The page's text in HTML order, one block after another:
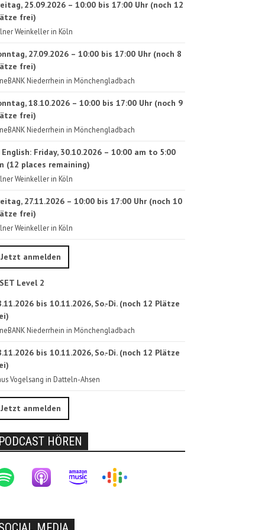
25.09.2026 – 10:00 bis 17:00 Uhr (noch 12
frei)
Weinkeller in Köln
27.09.2026 – 10:00 bis 17:00 Uhr (noch 8
frei)
Niederrhein in Mönchengladbach
18.10.2026 – 10:00 bis 17:00 Uhr (noch 9
frei)
Niederrhein in Mönchengladbach
English: Friday, 30.10.2026 – 10:00 am to 5:00
(12 places remaining)
Weinkeller in Köln
27.11.2026 – 10:00 bis 17:00 Uhr (noch 10
frei)
Weinkeller in Köln
Jetzt anmelden
Level 2
bis 10.11.2026, So.-Di. (noch 12 Plätze
Niederrhein in Mönchengladbach
bis 10.11.2026, So.-Di. (noch 12 Plätze
Vogelsang in Datteln-Ahsen
Jetzt anmelden
PODCAST HÖREN